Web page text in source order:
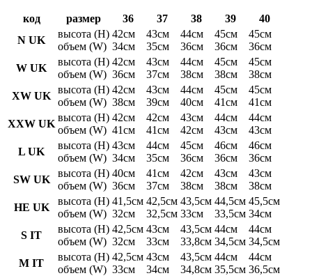
код размер 36 37 38 39
40
N UK
высота (H)
объем (W)
42см
34см
43см
35см
44см
36см
45см
36см
45см
36см
W UK
высота (H)
объем (W)
42см
36см
43см
37см
44см
38см
45см
38см
45см
38см
XW UK
высота (H)
объем (W)
42см
38см
43см
39см
44см
40см
45см
41см
45см
41см
XXW UK
высота (H)
объем (W)
42см
41см
42см
41см
43см
42см
44см
43см
44см
43см
L UK
высота (H)
объем (W)
43см
34см
44см
35см
45см
36см
46см
36см
46см
36см
SW UK
высота (H)
объем (W)
40см
36см
41см
37см
42см
38см
43см
38см
43см
38см
HE UK
высота (H)
объем (W)
41,5см
32см
42,5см
32,5см
43,5см
33см
44,5см
33,5см
45,5см
34см
S IT
высота (H)
объем (W)
42,5см
32см
43см
33см
43,5см
33,8см
44см
34,5см
44см
34,5см
M IT
высота (H)
объем (W)
42,5см
33см
43см
34см
43,5см
34,8см
44см
35,5см
44см
36,5см